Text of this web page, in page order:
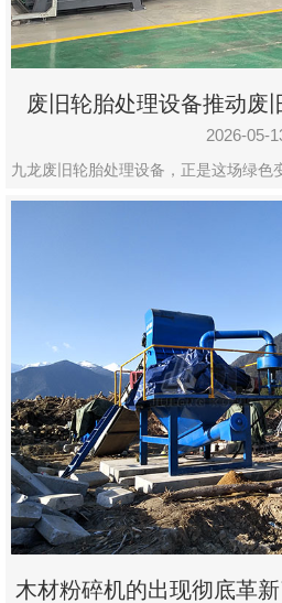
废旧轮胎处理设备推动废
2026-05-
九龙废旧轮胎处理设备，正是这场绿色
木材粉碎机的出现彻底革